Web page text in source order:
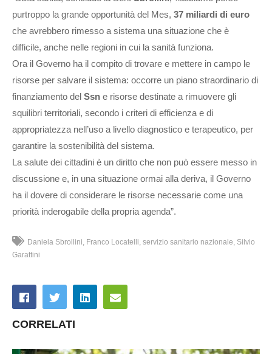
purtroppo la grande opportunità del Mes, 37 miliardi di euro
che avrebbero rimesso a sistema una situazione che è
difficile, anche nelle regioni in cui la sanità funziona.
Ora il Governo ha il compito di trovare e mettere in campo le
risorse per salvare il sistema: occorre un piano straordinario di
finanziamento del Ssn e risorse destinate a rimuovere gli
squilibri territoriali, secondo i criteri di efficienza e di
appropriatezza nell’uso a livello diagnostico e terapeutico, per
garantire la sostenibilità del sistema.
La salute dei cittadini è un diritto che non può essere messo in
discussione e, in una situazione ormai alla deriva, il Governo
ha il dovere di considerare le risorse necessarie come una
priorità inderogabile della propria agenda”.
Daniela Sbrollini Franco Locatelli servizio sanitario nazionale Silvio
Garattini
CORRELATI